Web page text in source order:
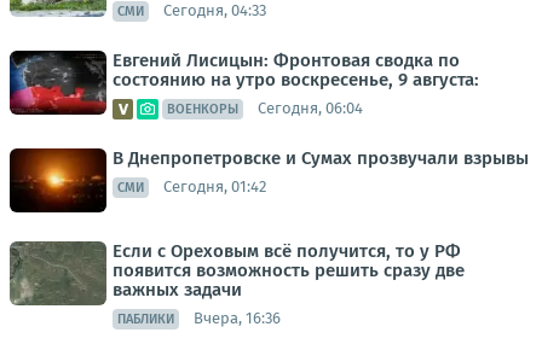
СМИ Сегодня, 04:33
Евгений Лисицын: Фронтовая сводка по
состоянию на утро воскресенье, 9 августа:
ВОЕНКОРЫ Сегодня, 06:04
В Днепропетровске и Сумах прозвучали взрывы
СМИ Сегодня, 01:42
Если с Ореховым всё получится, то у РФ
появится возможность решить сразу две
важных задачи
ПАБЛИКИ Вчера, 16:36